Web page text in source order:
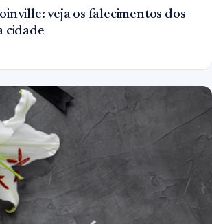
veja os falecimentos dos
cidade